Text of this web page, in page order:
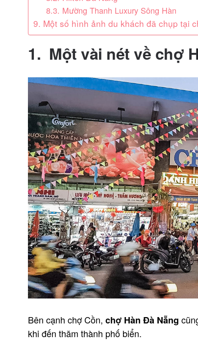
8.3. Mường Thanh Luxury Sông Hàn
9. Một số hình ảnh du khách đã chụp tại
1. Một vài nét về chợ
Bên cạnh chợ Cồn,chợ Hàn Đà Nẵng
khi đến thăm thành phố biển.